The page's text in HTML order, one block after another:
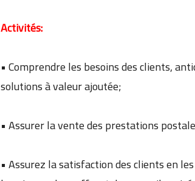
Activités:
• Comprendre les besoins des clients,
solutions à valeur ajoutée;
• Assurer la vente des prestations
• Assurez la satisfaction des clients en